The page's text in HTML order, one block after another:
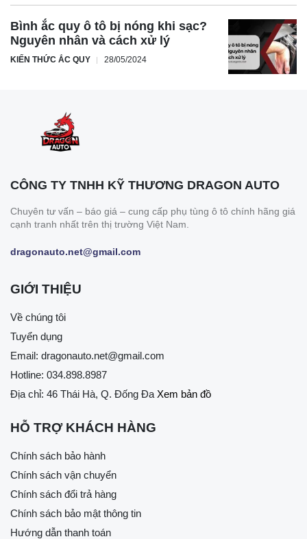
Bình ắc quy ô tô bị nóng khi sạc?
Nguyên nhân và cách xử lý
KIẾN THỨC ẮC QUY 28/05/2024
CÔNG TY TNHH KỸ THƯƠNG DRAGON AUTO
Chuyên tư vấn – báo giá – cung cấp phụ tùng ô tô chính hãng giá
cạnh tranh nhất trên thị trường Việt Nam.
dragonauto.net@gmail.com
GIỚI THIỆU
Về chúng tôi
Tuyển dụng
Email: dragonauto.net@gmail.com
Hotline: 034.898.8987
Địa chỉ: 46 Thái Hà, Q. Đống Đa Xem bản đồ
HỖ TRỢ KHÁCH HÀNG
Chính sách bảo hành
Chính sách vận chuyển
Chính sách đổi trả hàng
Chính sách bảo mật thông tin
Hướng dẫn thanh toán